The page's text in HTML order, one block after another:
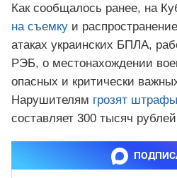
Как сообщалось ранее, на
на съемку и
атаках украинских БПЛА,
РЭБ, о местонахождении
опасных и критически
Нарушителям грозят штрафы
составляет 300 тысяч